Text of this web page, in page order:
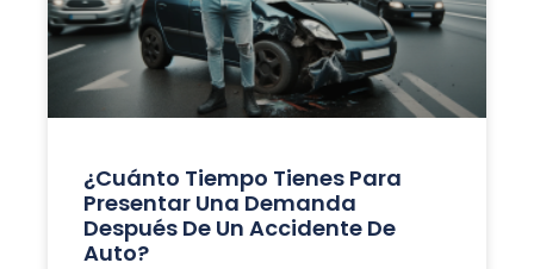
¿Cuánto Tiempo Tienes Para
Presentar Una Demanda
Después De Un Accidente De
Auto?